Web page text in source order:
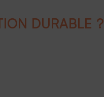
DURABLE ?